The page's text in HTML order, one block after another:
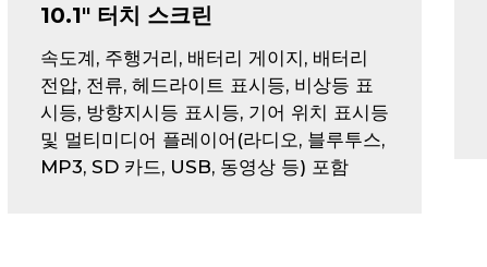
10.1" 터치 스크린
속도계, 주행거리, 배터리 게이지, 배터리
전압, 전류, 헤드라이트 표시등, 비상등 표
시등, 방향지시등 표시등, 기어 위치 표시등
및 멀티미디어 플레이어(라디오, 블루투스,
MP3, SD 카드, USB, 동영상 등) 포함